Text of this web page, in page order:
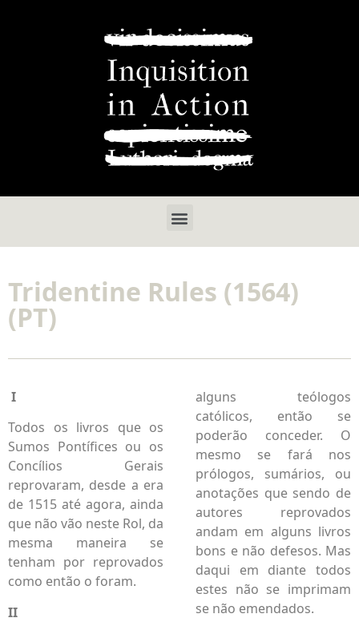
Tridentine Rules (1564)
(PT)
I
Todos os livros que os
Sumos Pontífices ou os
Concílios Gerais
reprovaram, desde a era
de 1515 até agora, ainda
que não vão neste Rol, da
mesma maneira se
tenham por reprovados
como então o foram.
II
alguns teólogos
católicos, então se
poderão conceder. O
mesmo se fará nos
prólogos, sumários, ou
anotações que sendo de
autores reprovados
andam em alguns livros
bons e não defesos. Mas
daqui em diante todos
estes não se imprimam
se não emendados.